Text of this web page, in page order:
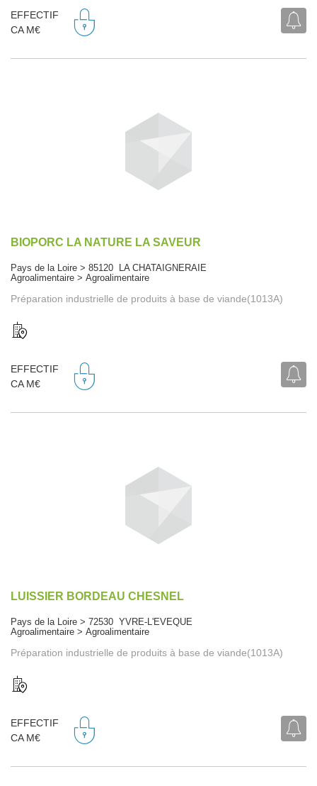
EFFECTIF
CA M€
BIOPORC LA NATURE LA SAVEUR
Pays de la Loire > 85120 LA CHATAIGNERAIE
Agroalimentaire > Agroalimentaire
Préparation industrielle de produits à base de viande(1013A)
EFFECTIF
CA M€
LUISSIER BORDEAU CHESNEL
Pays de la Loire > 72530 YVRE-L'EVEQUE
Agroalimentaire > Agroalimentaire
Préparation industrielle de produits à base de viande(1013A)
EFFECTIF
CA M€